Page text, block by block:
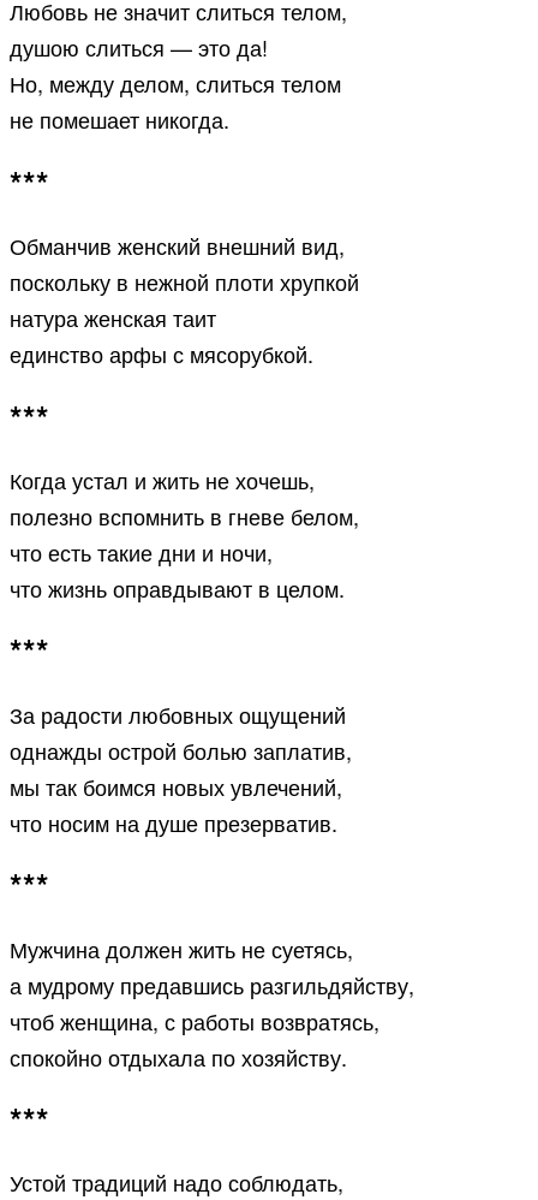
Любовь не значит слиться телом,
душою слиться — это да!
Но, между делом, слиться телом
не помешает никогда.
***
Обманчив женский внешний вид,
поскольку в нежной плоти хрупкой
натура женская таит
единство арфы с мясорубкой.
***
Когда устал и жить не хочешь,
полезно вспомнить в гневе белом,
что есть такие дни и ночи,
что жизнь оправдывают в целом.
***
За радости любовных ощущений
однажды острой болью заплатив,
мы так боимся новых увлечений,
что носим на душе презерватив.
***
Мужчина должен жить не суетясь,
а мудрому предавшись разгильдяйству,
чтоб женщина, с работы возвратясь,
спокойно отдыхала по хозяйству.
***
Устой традиций надо соблюдать,